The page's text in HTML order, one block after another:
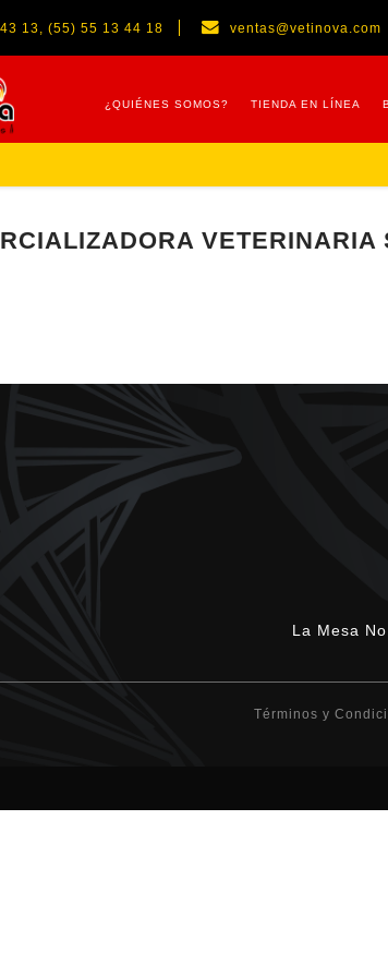
13, (55) 55 13 44 18 ventas@vetinova.com
¿QUIÉNES SOMOS? TIENDA EN LÍNEA
La Mesa
Términos y